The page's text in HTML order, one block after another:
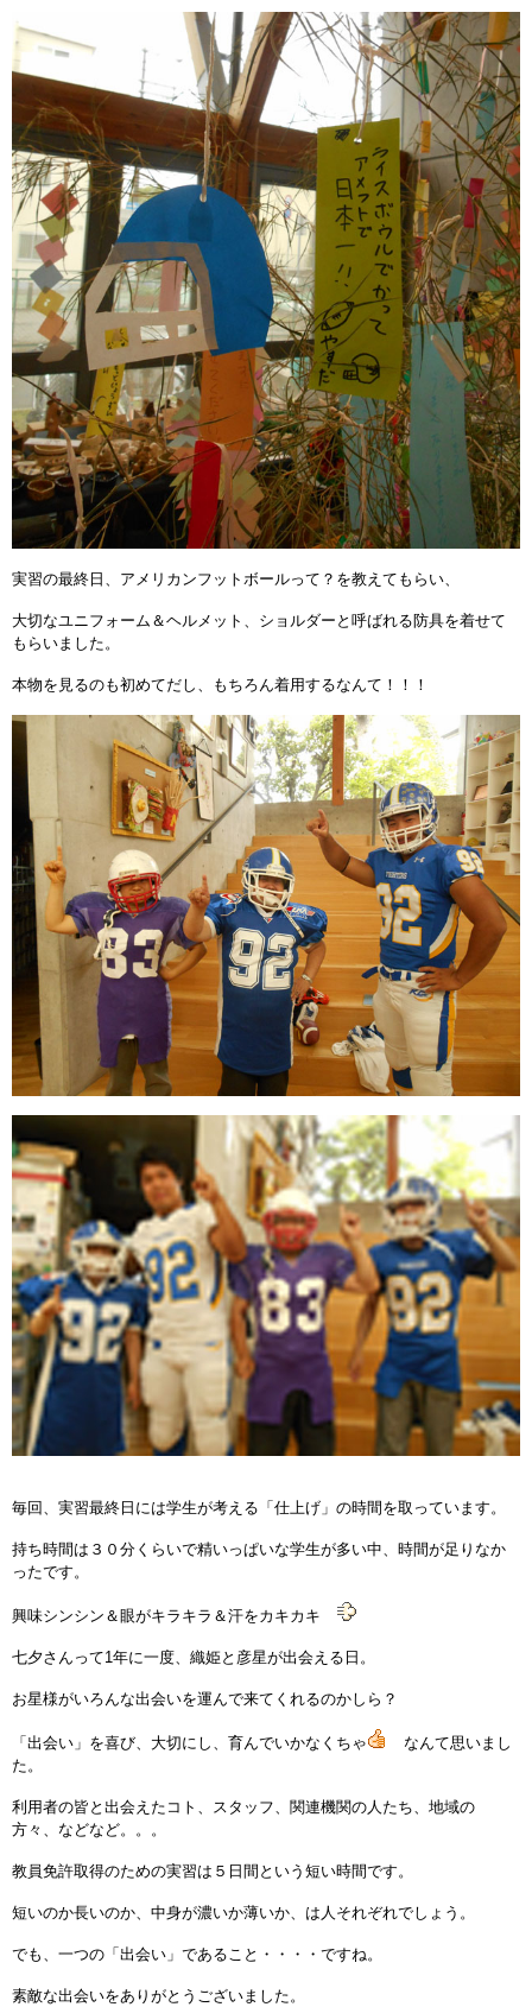
実習の最終日、アメリカンフットボールって？を教えてもらい、
大切なユニフォーム＆ヘルメット、ショルダーと呼ばれる防具を着せて
もらいました。
本物を見るのも初めてだし、もちろん着用するなんて！！！
毎回、実習最終日には学生が考える「仕上げ」の時間を取っています。
持ち時間は３０分くらいで精いっぱいな学生が多い中、時間が足りなか
ったです。
興味シンシン＆眼がキラキラ＆汗をカキカキ
七夕さんって1年に一度、織姫と彦星が出会える日。
お星様がいろんな出会いを運んで来てくれるのかしら？
「出会い」を喜び、大切にし、育んでいかなくちゃ
なんて思いまし
た。
利用者の皆と出会えたコト、スタッフ、関連機関の人たち、地域の
方々、などなど。。。
教員免許取得のための実習は５日間という短い時間です。
短いのか長いのか、中身が濃いか薄いか、は人それぞれでしょう。
でも、一つの「出会い」であること・・・・ですね。
素敵な出会いをありがとうございました。